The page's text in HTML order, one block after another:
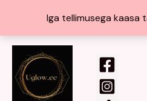
Iga tellimusega